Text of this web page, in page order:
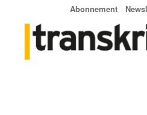
Abonnement